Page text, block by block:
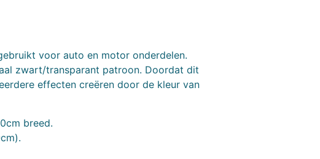
voor auto en motor onderdelen.
zwart/transparant patroon. Doordat dit
effecten creëren door de kleur van
breed.